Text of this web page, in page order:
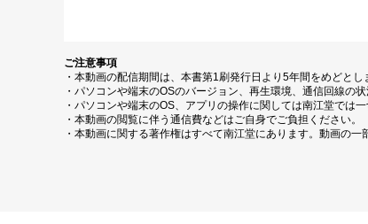
ご注意事項
・本動画の配信期間は、本書第1刷発行日より5年間をめどと
・パソコンや端末のOSのバージョン、再生環境、通信回線の
・パソコンや端末のOS、アプリの操作に関しては南江堂では一
・本動画の閲覧に伴う通信費などはご自身でご負担ください。
・本動画に関する著作権はすべて南江堂にあります。動画の